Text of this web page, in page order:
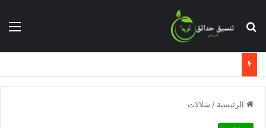
بحث عن
الرئيسية / شلالات